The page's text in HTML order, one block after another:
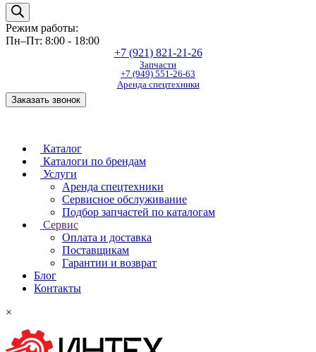
Режим работы:
Пн–Пт: 8:00 - 18:00
+7 (921) 821-21-26
Запчасти
+7 (949) 551-26-63
Аренда спецтехники
Заказать звонок
Каталог
Каталоги по брендам
Услуги
Аренда спецтехники
Сервисное обслуживание
Подбор запчастей по каталогам
Сервис
Оплата и доставка
Поставщикам
Гарантии и возврат
Блог
Контакты
×